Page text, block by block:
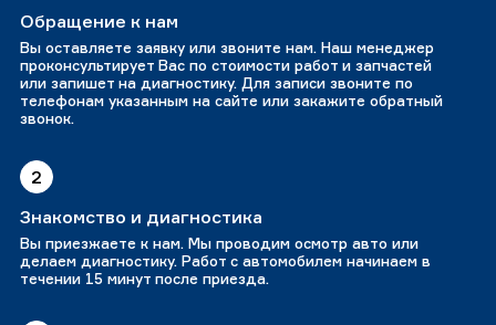
Обращение к нам
Вы оставляете заявку или звоните нам. Наш менеджер
проконсультирует Вас по стоимости работ и запчастей
или запишет на диагностику. Для записи звоните по
телефонам указанным на сайте или закажите обратный
звонок.
2
Знакомство и диагностика
Вы приезжаете к нам. Мы проводим осмотр авто или
делаем диагностику. Работ с автомобилем начинаем в
течении 15 минут после приезда.